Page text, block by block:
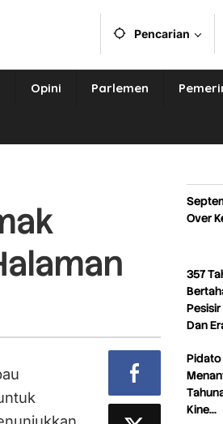
Pencarian
Opini Parlemen
Over
357
Dan
Pidato
Kine…